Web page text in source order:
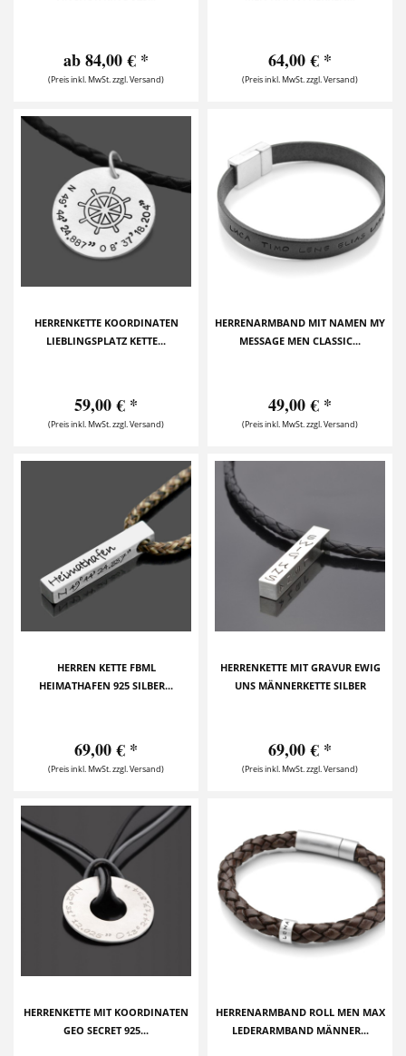
ab 84,00 € *
(Preis inkl. MwSt. zzgl. Versand)
64,00 € *
(Preis inkl. MwSt. zzgl. Versand)
HERRENKETTE KOORDINATEN
LIEBLINGSPLATZ KETTE...
59,00 € *
(Preis inkl. MwSt. zzgl. Versand)
HERRENARMBAND MIT NAMEN MY
MESSAGE MEN CLASSIC...
49,00 € *
(Preis inkl. MwSt. zzgl. Versand)
HERREN KETTE FBML
HEIMATHAFEN 925 SILBER...
69,00 € *
(Preis inkl. MwSt. zzgl. Versand)
HERRENKETTE MIT GRAVUR EWIG
UNS MÄNNERKETTE SILBER
69,00 € *
(Preis inkl. MwSt. zzgl. Versand)
HERRENKETTE MIT KOORDINATEN
GEO SECRET 925...
HERRENARMBAND ROLL MEN MAX
LEDERARMBAND MÄNNER...